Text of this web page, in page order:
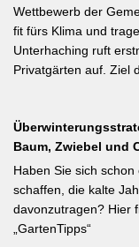
Aussaat von
möglich. Samen über
Pflanzabstand 50 cm.
im Gegensatz zu
der Luft binden –
Wettbewerb der
fit fürs Klima und
Unterhaching ruft
Privatgärten auf. Ziel
Verbesserung des
Flächen helfen…
speichern und das
gestalten. Insgesamt
gleichwertige Sieger
aus Vertretern der
Baum, Zwiebel und
Haben Sie sich
schaffen, die kalte
davonzutragen? Hier
„GartenTipps“